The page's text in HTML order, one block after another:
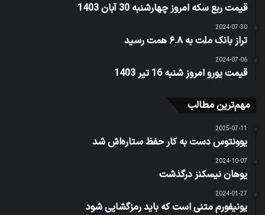
قیمت ربع سکه امروز چهارشنبه 30 آبان 1403
2024-07-30
تراز بانک ملت به ۶.۸ همت رسید
2024-07-06
قیمت یورو امروز شنبه 16 تیر 1403
مهم‌ترین مطالب
2025-07-11
یوونتوس دست به کار حفظ ستاره‌اش شد
2024-10-07
یوهان نیسکنز درگذشت
2024-01-27
یونیفورم متنی است که باید رمزگشایی شود